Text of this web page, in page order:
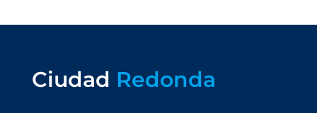
Ciudad Redonda